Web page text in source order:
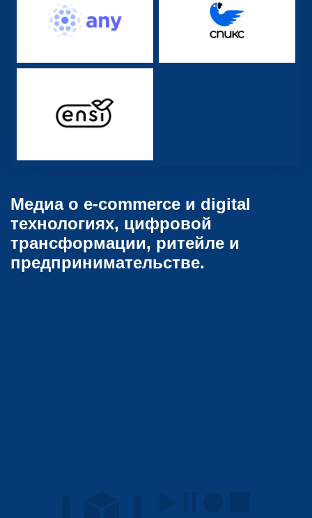
Медиа о e-commerce и digital
технологиях, цифровой
трансформации, ритейле и
предпринимательстве.